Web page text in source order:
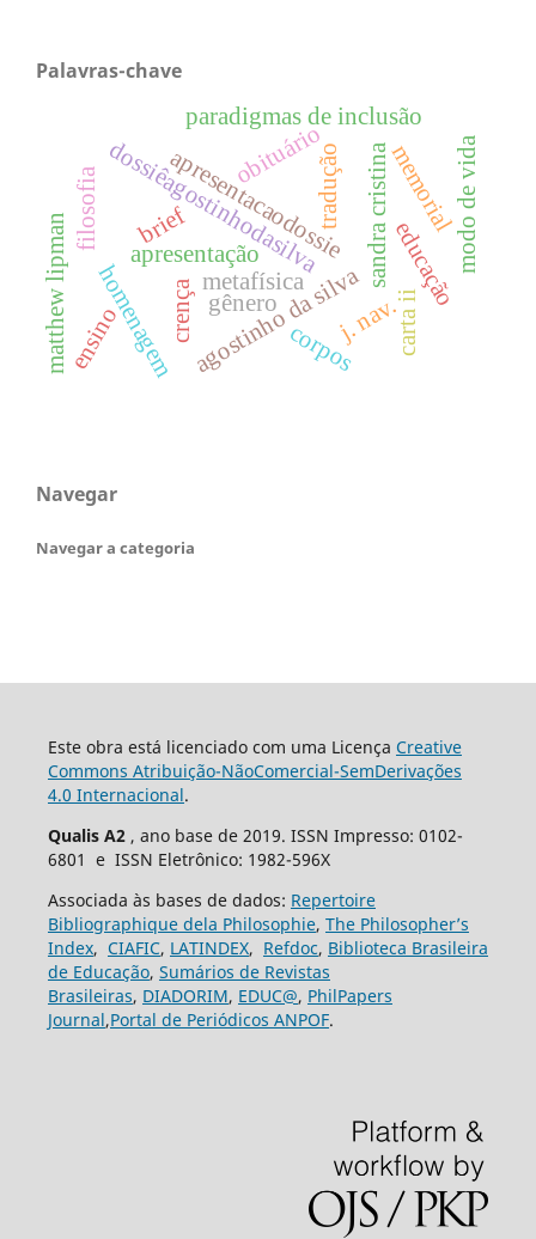
Palavras-chave
apresentação
dossiêagostinhodasilva
apresentacaodossie
tradução
brief
j. nav.
agostinho da silva carta ii
sandra cristina
obituário
homenagem
memorial
corpos
paradigmas de inclusão
filosofia
metafísica
modo de vida
matthew lipman educação
crença gênero
ensino
Navegar
Navegar a categoria
Este obra está licenciado com uma Licença Creative
Commons Atribuição-NãoComercial-SemDerivações
4.0 Internacional.
Qualis A2 , ano base de 2019. ISSN Impresso: 0102-
6801 e ISSN Eletrônico: 1982-596X
Associada às bases de dados: Repertoire
Bibliographique dela Philosophie, The Philosopher’s
Index, CIAFIC, LATINDEX, Refdoc, Biblioteca Brasileira
de Educação, Sumários de Revistas
Brasileiras, DIADORIM, EDUC@, PhilPapers
Journal,Portal de Periódicos ANPOF.